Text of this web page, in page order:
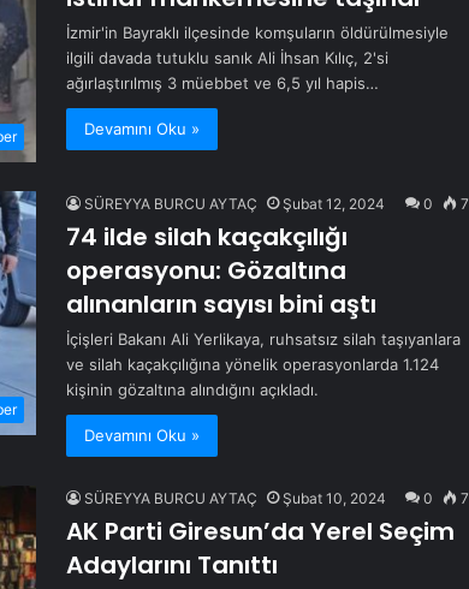
İzmir'in Bayraklı ilçesinde komşuların öldürülmesiyle
ilgili davada tutuklu sanık Ali İhsan Kılıç, 2'si
ağırlaştırılmış 3 müebbet ve 6,5 yıl hapis…
Devamını Oku »
SÜREYYA BURCU AYTAÇ Şubat 12, 2024 0 7
74 ilde silah kaçakçılığı
operasyonu: Gözaltına
alınanların sayısı bini aştı
İçişleri Bakanı Ali Yerlikaya, ruhsatsız silah taşıyanlara
ve silah kaçakçılığına yönelik operasyonlarda 1.124
kişinin gözaltına alındığını açıkladı.
Devamını Oku »
SÜREYYA BURCU AYTAÇ Şubat 10, 2024 0 7
AK Parti Giresun’da Yerel Seçim
Adaylarını Tanıttı